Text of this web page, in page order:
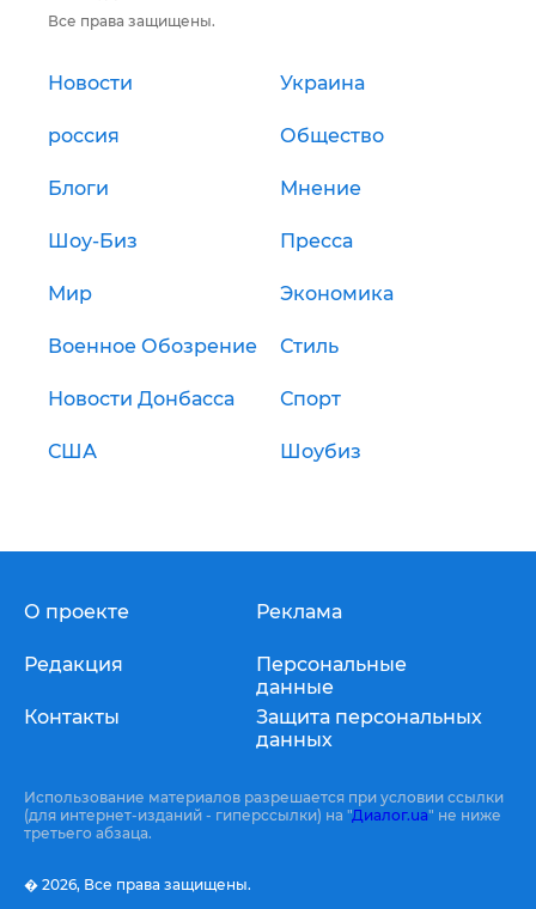
Все права защищены.
Новости Украина
россия Общество
Блоги Мнение
Шоу-Биз Пресса
Мир Экономика
Военное Обозрение Стиль
Новости Донбасса Спорт
США Шоубиз
О проекте
Редакция
Контакты
Реклама
Персональные
данные
Защита персональных
данных
Использование материалов разрешается при условии ссылки
(для интернет-изданий - гиперссылки) на "Диалог.ua" не ниже
третьего абзаца.
� 2026, Все права защищены.